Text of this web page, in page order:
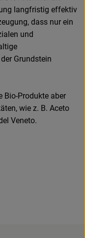
langfristig effektiv
dass nur ein
und
Grundstein
Bio-Produkte aber
wie z. B. Aceto
Veneto.